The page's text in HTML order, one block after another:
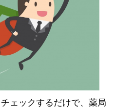
ェックするだけで、薬局